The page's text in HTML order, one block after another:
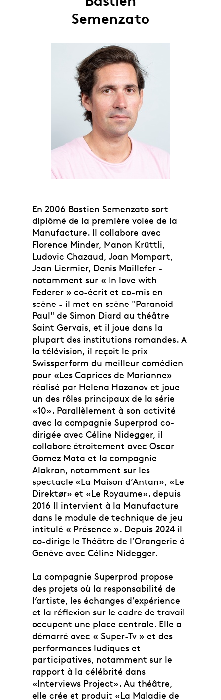
Semenzato
En 2006 Bastien Semenzato sort
diplômé de la première volée de la
Manufacture. Il collabore avec
Florence Minder, Manon Krüttli,
Ludovic Chazaud, Joan Mompart,
Jean Liermier, Denis Maillefer -
notamment sur « In love with
Federer » co-écrit et co-mis en
scène - il met en scène "Paranoid
Paul" de Simon Diard au théâtre
Saint Gervais, et il joue dans la
plupart des institutions romandes. A
la télévision, il reçoit le prix
Swissperform du meilleur comédien
pour «Les Caprices de Marianne»
réalisé par Helena Hazanov et joue
un des rôles principaux de la série
«10». Parallèlement à son activité
avec la compagnie Superprod co-
dirigée avec Céline Nidegger, il
collabore étroitement avec Oscar
Gomez Mata et la compagnie
Alakran, notamment sur les
spectacle «La Maison d’Antan», «Le
Direktør» et «Le Royaume». depuis
2016 Il intervient à la Manufacture
dans le module de technique de jeu
intitulé « Présence ». Depuis 2024 il
co-dirige le Théâtre de l’Orangerie à
Genève avec Céline Nidegger.
La compagnie Superprod propose
des projets où la responsabilité de
l’artiste, les échanges d’expérience
et la réflexion sur le cadre de travail
occupent une place centrale. Elle a
démarré avec « Super-Tv » et des
performances ludiques et
participatives, notamment sur le
rapport à la célébrité dans
«Interviews Project». Au théâtre,
elle crée et produit «La Maladie de